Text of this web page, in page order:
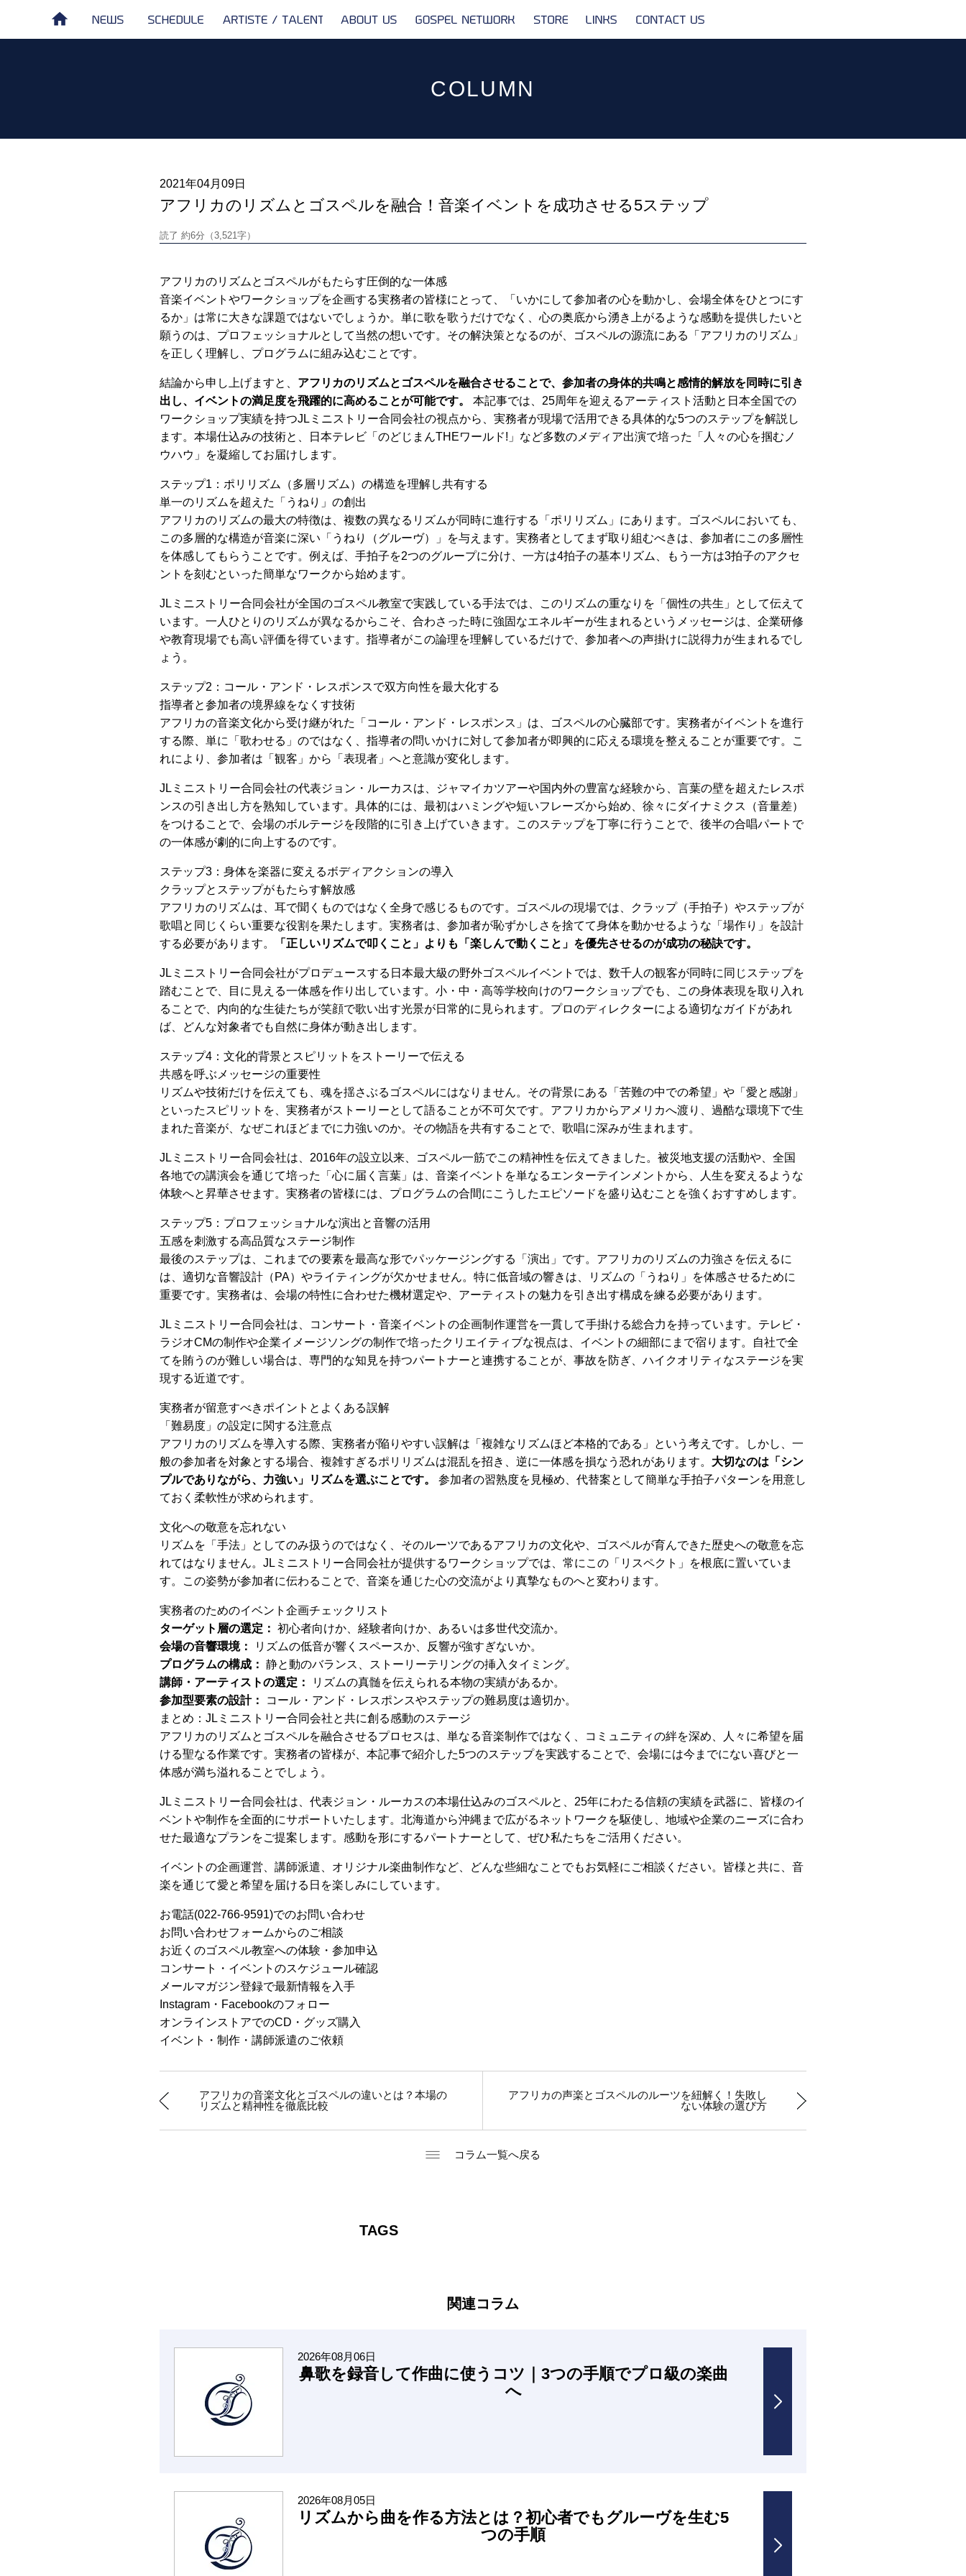
COLUMN
2021年04月09日
アフリカのリズムとゴスペルを融合！音楽イベントを成功させる5ステップ
読了 約6分（3,521字）
アフリカのリズムとゴスペルがもたらす圧倒的な一体感
音楽イベントやワークショップを企画する実務者の皆様にとって、「いかにして参加者の心を動かし、会場全体をひとつにす
るか」は常に大きな課題ではないでしょうか。単に歌を歌うだけでなく、心の奥底から湧き上がるような感動を提供したいと
願うのは、プロフェッショナルとして当然の想いです。その解決策となるのが、ゴスペルの源流にある「アフリカのリズム」
を正しく理解し、プログラムに組み込むことです。
結論から申し上げますと、 アフリカのリズムとゴスペルを融合させることで、参加者の身体的共鳴と感情的解放を同時に引き
出し、イベントの満足度を飛躍的に高めることが可能です。
本記事では、25周年を迎えるアーティスト活動と日本全国での
ワークショップ実績を持つJLミニストリー合同会社の視点から、実務者が現場で活用できる具体的な5つのステップを解説し
ます。本場仕込みの技術と、日本テレビ「のどじまんTHEワールド!」など多数のメディア出演で培った「人々の心を掴むノ
ウハウ」を凝縮してお届けします。
ステップ1：ポリリズム（多層リズム）の構造を理解し共有する
単一のリズムを超えた「うねり」の創出
アフリカのリズムの最大の特徴は、複数の異なるリズムが同時に進行する「ポリリズム」にあります。ゴスペルにおいても、
この多層的な構造が音楽に深い「うねり（グルーヴ）」を与えます。実務者としてまず取り組むべきは、参加者にこの多層性
を体感してもらうことです。例えば、手拍子を2つのグループに分け、一方は4拍子の基本リズム、もう一方は3拍子のアクセ
ントを刻むといった簡単なワークから始めます。
JLミニストリー合同会社が全国のゴスペル教室で実践している手法では、このリズムの重なりを「個性の共生」として伝えて
います。一人ひとりのリズムが異なるからこそ、合わさった時に強固なエネルギーが生まれるというメッセージは、企業研修
や教育現場でも高い評価を得ています。指導者がこの論理を理解しているだけで、参加者への声掛けに説得力が生まれるでし
ょう。
ステップ2：コール・アンド・レスポンスで双方向性を最大化する
指導者と参加者の境界線をなくす技術
アフリカの音楽文化から受け継がれた「コール・アンド・レスポンス」は、ゴスペルの心臓部です。実務者がイベントを進行
する際、単に「歌わせる」のではなく、指導者の問いかけに対して参加者が即興的に応える環境を整えることが重要です。こ
れにより、参加者は「観客」から「表現者」へと意識が変化します。
JLミニストリー合同会社の代表ジョン・ルーカスは、ジャマイカツアーや国内外の豊富な経験から、言葉の壁を超えたレスポ
ンスの引き出し方を熟知しています。具体的には、最初はハミングや短いフレーズから始め、徐々にダイナミクス（音量差）
をつけることで、会場のボルテージを段階的に引き上げていきます。このステップを丁寧に行うことで、後半の合唱パートで
の一体感が劇的に向上するのです。
ステップ3：身体を楽器に変えるボディアクションの導入
クラップとステップがもたらす解放感
アフリカのリズムは、耳で聞くものではなく全身で感じるものです。ゴスペルの現場では、クラップ（手拍子）やステップが
歌唱と同じくらい重要な役割を果たします。実務者は、参加者が恥ずかしさを捨てて身体を動かせるような「場作り」を設計
する必要があります。
「正しいリズムで叩くこと」よりも「楽しんで動くこと」を優先させるのが成功の秘訣です。
JLミニストリー合同会社がプロデュースする日本最大級の野外ゴスペルイベントでは、数千人の観客が同時に同じステップを
踏むことで、目に見える一体感を作り出しています。小・中・高等学校向けのワークショップでも、この身体表現を取り入れ
ることで、内向的な生徒たちが笑顔で歌い出す光景が日常的に見られます。プロのディレクターによる適切なガイドがあれ
ば、どんな対象者でも自然に身体が動き出します。
ステップ4：文化的背景とスピリットをストーリーで伝える
共感を呼ぶメッセージの重要性
リズムや技術だけを伝えても、魂を揺さぶるゴスペルにはなりません。その背景にある「苦難の中での希望」や「愛と感謝」
といったスピリットを、実務者がストーリーとして語ることが不可欠です。アフリカからアメリカへ渡り、過酷な環境下で生
まれた音楽が、なぜこれほどまでに力強いのか。その物語を共有することで、歌唱に深みが生まれます。
JLミニストリー合同会社は、2016年の設立以来、ゴスペル一筋でこの精神性を伝えてきました。被災地支援の活動や、全国
各地での講演会を通じて培った「心に届く言葉」は、音楽イベントを単なるエンターテインメントから、人生を変えるような
体験へと昇華させます。実務者の皆様には、プログラムの合間にこうしたエピソードを盛り込むことを強くおすすめします。
ステップ5：プロフェッショナルな演出と音響の活用
五感を刺激する高品質なステージ制作
最後のステップは、これまでの要素を最高な形でパッケージングする「演出」です。アフリカのリズムの力強さを伝えるに
は、適切な音響設計（PA）やライティングが欠かせません。特に低音域の響きは、リズムの「うねり」を体感させるために
重要です。実務者は、会場の特性に合わせた機材選定や、アーティストの魅力を引き出す構成を練る必要があります。
JLミニストリー合同会社は、コンサート・音楽イベントの企画制作運営を一貫して手掛ける総合力を持っています。テレビ・
ラジオCMの制作や企業イメージソングの制作で培ったクリエイティブな視点は、イベントの細部にまで宿ります。自社で全
てを賄うのが難しい場合は、専門的な知見を持つパートナーと連携することが、事故を防ぎ、ハイクオリティなステージを実
現する近道です。
実務者が留意すべきポイントとよくある誤解
「難易度」の設定に関する注意点
アフリカのリズムを導入する際、実務者が陥りやすい誤解は「複雑なリズムほど本格的である」という考えです。しかし、一
般の参加者を対象とする場合、複雑すぎるポリリズムは混乱を招き、逆に一体感を損なう恐れがあります。 大切なのは「シン
プルでありながら、力強い」リズムを選ぶことです。
参加者の習熟度を見極め、代替案として簡単な手拍子パターンを用意し
ておく柔軟性が求められます。
文化への敬意を忘れない
リズムを「手法」としてのみ扱うのではなく、そのルーツであるアフリカの文化や、ゴスペルが育んできた歴史への敬意を忘
れてはなりません。JLミニストリー合同会社が提供するワークショップでは、常にこの「リスペクト」を根底に置いていま
す。この姿勢が参加者に伝わることで、音楽を通じた心の交流がより真摯なものへと変わります。
実務者のためのイベント企画チェックリスト
ターゲット層の選定： 初心者向けか、経験者向けか、あるいは多世代交流か。
会場の音響環境：
リズムの低音が響くスペースか、反響が強すぎないか。
プログラムの構成： 静と動のバランス、ストーリーテリングの挿入タイミング。
講師・アーティストの選定：
リズムの真髄を伝えられる本物の実績があるか。
参加型要素の設計：
コール・アンド・レスポンスやステップの難易度は適切か。
まとめ：JLミニストリー合同会社と共に創る感動のステージ
アフリカのリズムとゴスペルを融合させるプロセスは、単なる音楽制作ではなく、コミュニティの絆を深め、人々に希望を届
ける聖なる作業です。実務者の皆様が、本記事で紹介した5つのステップを実践することで、会場には今までにない喜びと一
体感が満ち溢れることでしょう。
JLミニストリー合同会社は、代表ジョン・ルーカスの本場仕込みのゴスペルと、25年にわたる信頼の実績を武器に、皆様のイ
ベントや制作を全面的にサポートいたします。北海道から沖縄まで広がるネットワークを駆使し、地域や企業のニーズに合わ
せた最適なプランをご提案します。感動を形にするパートナーとして、ぜひ私たちをご活用ください。
イベントの企画運営、講師派遣、オリジナル楽曲制作など、どんな些細なことでもお気軽にご相談ください。皆様と共に、音
楽を通じて愛と希望を届ける日を楽しみにしています。
お電話(022-766-9591)でのお問い合わせ
お問い合わせフォームからのご相談
お近くのゴスペル教室への体験・参加申込
コンサート・イベントのスケジュール確認
メールマガジン登録で最新情報を入手
Instagram・Facebookのフォロー
オンラインストアでのCD・グッズ購入
イベント・制作・講師派遣のご依頼
アフリカの音楽文化とゴスペルの違いとは？本場の
リズムと精神性を徹底比較
アフリカの声楽とゴスペルのルーツを紐解く！失敗し
ない体験の選び方
コラム一覧へ戻る
TAGS
関連コラム
2026年08月06日
鼻歌を録音して作曲に使うコツ｜3つの手順でプロ級の楽曲
へ
2026年08月05日
リズムから曲を作る方法とは？初心者でもグルーヴを生む5
つの手順